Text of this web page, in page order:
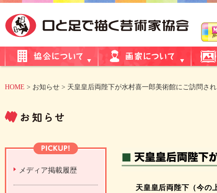
HOME > お知らせ > 天皇皇后両陛下が水村喜一郎美術館にご訪問さ
メディア掲載履歴
天皇皇后両陛下（今の